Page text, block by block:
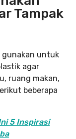
Tampak
gunakan untuk
agar
ruang makan,
beberapa
5 Inspirasi